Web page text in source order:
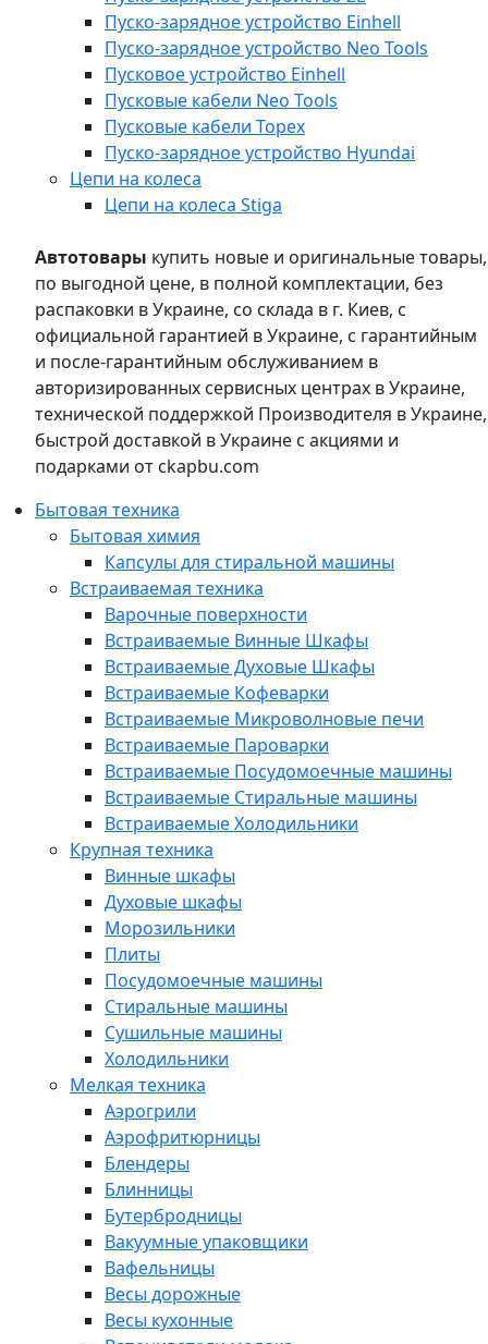
Пуско-зарядное устройство Einhell
Пуско-зарядное устройство Neo Tools
Пусковое устройство Einhell
Пусковые кабели Neo Tools
Пусковые кабели Topex
Пуско-зарядное устройство Hyundai
Цепи на колеса
Цепи на колеса Stiga
Автотовары купить новые и оригинальные товары,
по выгодной цене, в полной комплектации, без
распаковки в Украине, со склада в г. Киев, с
официальной гарантией в Украине, с гарантийным
и после-гарантийным обслуживанием в
авторизированных сервисных центрах в Украине,
технической поддержкой Производителя в Украине,
быстрой доставкой в Украине с акциями и
подарками от ckapbu.com
Бытовая техника
Бытовая химия
Капсулы для стиральной машины
Встраиваемая техника
Варочные поверхности
Встраиваемые Винные Шкафы
Встраиваемые Духовые Шкафы
Встраиваемые Кофеварки
Встраиваемые Микроволновые печи
Встраиваемые Пароварки
Встраиваемые Посудомоечные машины
Встраиваемые Стиральные машины
Встраиваемые Холодильники
Крупная техника
Винные шкафы
Духовые шкафы
Морозильники
Плиты
Посудомоечные машины
Стиральные машины
Сушильные машины
Холодильники
Мелкая техника
Аэрогрили
Аэрофритюрницы
Блендеры
Блинницы
Бутербродницы
Вакуумные упаковщики
Вафельницы
Весы дорожные
Весы кухонные